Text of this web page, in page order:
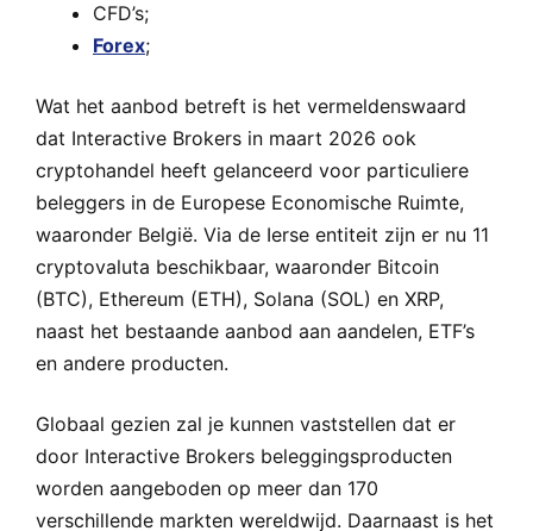
CFD’s;
Forex;
Wat het aanbod betreft is het vermeldenswaard
dat Interactive Brokers in maart 2026 ook
cryptohandel heeft gelanceerd voor particuliere
beleggers in de Europese Economische Ruimte,
waaronder België. Via de Ierse entiteit zijn er nu 11
cryptovaluta beschikbaar, waaronder Bitcoin
(BTC), Ethereum (ETH), Solana (SOL) en XRP,
naast het bestaande aanbod aan aandelen, ETF’s
en andere producten.
Globaal gezien zal je kunnen vaststellen dat er
door Interactive Brokers beleggingsproducten
worden aangeboden op meer dan 170
verschillende markten wereldwijd. Daarnaast is het